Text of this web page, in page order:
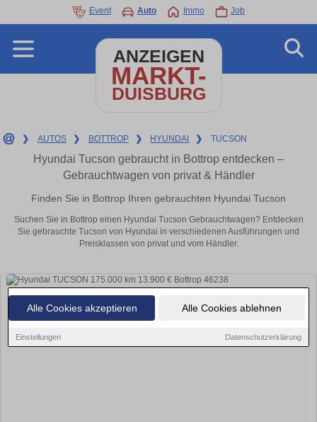
Alle Cookies akzeptieren Alle Cookies ablehnen
Einstellungen Datenschutzerklärung
Event Auto Immo Job
ANZEIGEN
MARKT-
DUISBURG
❯ AUTOS ❯ BOTTROP ❯ HYUNDAI ❯ TUCSON
Hyundai Tucson gebraucht in Bottrop entdecken –
Gebrauchtwagen von privat & Händler
Finden Sie in Bottrop Ihren gebrauchten Hyundai Tucson
Suchen Sie in Bottrop einen Hyundai Tucson Gebrauchtwagen? Entdecken
Sie gebrauchte Tucson von Hyundai in verschiedenen Ausführungen und
Preisklassen von privat und vom Händler.